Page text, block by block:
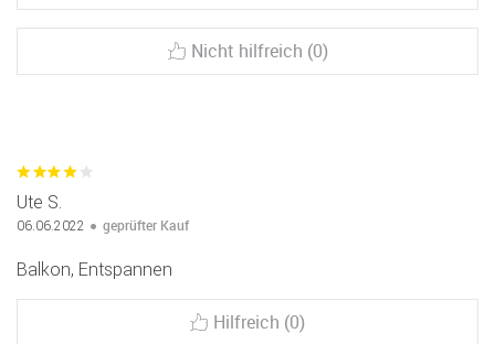
Nicht hilfreich (0)
Ute S.
06.06.2022 geprüfter Kauf
Balkon, Entspannen
Hilfreich (0)